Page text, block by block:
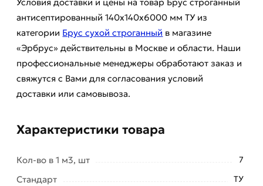
Условия доставки и цены на товар Брус строганный
антисептированный 140х140х6000 мм ТУ из
категории Брус сухой строганный в магазине
«Эрбрус» действительны в Москве и области. Наши
профессиональные менеджеры обработают заказ и
свяжутся с Вами для согласования условий
доставки или самовывоза.
Характеристики товара
Кол-во в 1 м3, шт 7
Стандарт ТУ